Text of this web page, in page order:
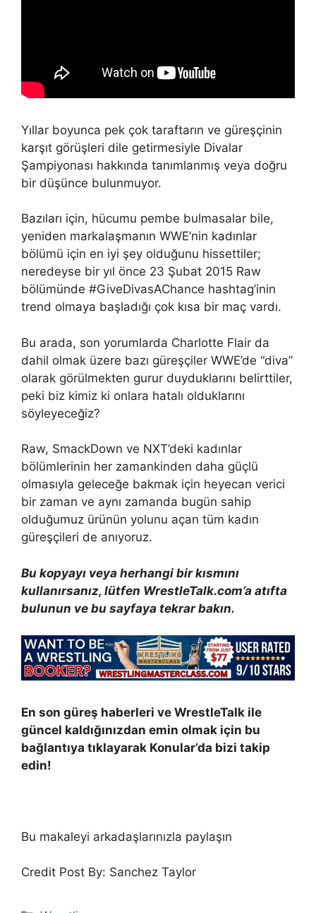
Yıllar boyunca pek çok taraftarın ve güreşçinin
karşıt görüşleri dile getirmesiyle Divalar
Şampiyonası hakkında tanımlanmış veya doğru
bir düşünce bulunmuyor.
Bazıları için, hücumu pembe bulmasalar bile,
yeniden markalaşmanın WWE’nin kadınlar
bölümü için en iyi şey olduğunu hissettiler;
neredeyse bir yıl önce 23 Şubat 2015 Raw
bölümünde #GiveDivasAChance hashtag’inin
trend olmaya başladığı çok kısa bir maç vardı.
Bu arada, son yorumlarda Charlotte Flair da
dahil olmak üzere bazı güreşçiler WWE’de “diva”
olarak görülmekten gurur duyduklarını belirttiler,
peki biz kimiz ki onlara hatalı olduklarını
söyleyeceğiz?
Raw, SmackDown ve NXT’deki kadınlar
bölümlerinin her zamankinden daha güçlü
olmasıyla geleceğe bakmak için heyecan verici
bir zaman ve aynı zamanda bugün sahip
olduğumuz ürünün yolunu açan tüm kadın
güreşçileri de anıyoruz.
Bu kopyayı veya herhangi bir kısmını
kullanırsanız, lütfen WrestleTalk.com’a atıfta
bulunun ve bu sayfaya tekrar bakın.
En son güreş haberleri ve WrestleTalk ile
güncel kaldığınızdan emin olmak için bu
bağlantıya tıklayarak Konular’da bizi takip
edin!
Bu makaleyi arkadaşlarınızla paylaşın
Credit Post By: Sanchez Taylor